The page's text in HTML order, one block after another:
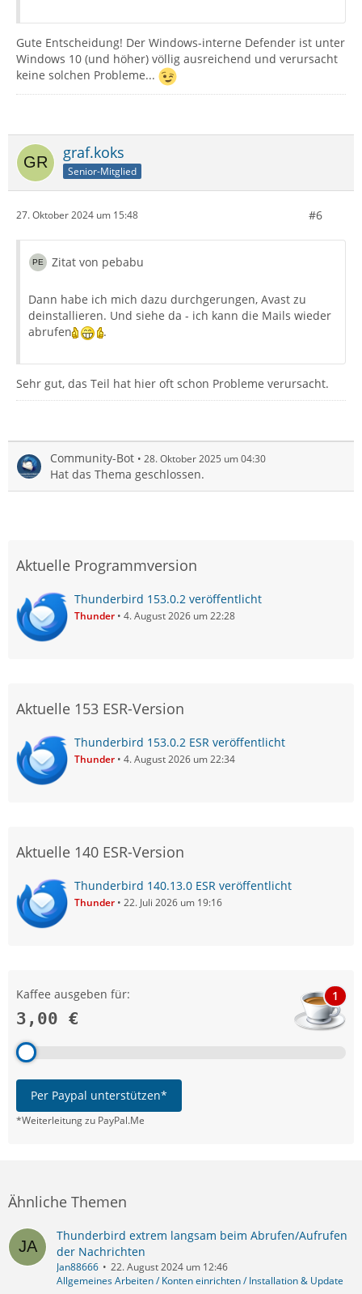
Gute Entscheidung! Der Windows-interne Defender ist unter
Windows 10 (und höher) völlig ausreichend und verursacht
keine solchen Probleme...
graf.koks
Senior-Mitglied
27. Oktober 2024 um 15:48 #6
Zitat von pebabu
Dann habe ich mich dazu durchgerungen, Avast zu
deinstallieren. Und siehe da - ich kann die Mails wieder
abrufen
.
Sehr gut, das Teil hat hier oft schon Probleme verursacht.
Community-Bot 28. Oktober 2025 um 04:30
Hat das Thema geschlossen.
Aktuelle Programmversion
Thunderbird 153.0.2 veröffentlicht
Thunder 4. August 2026 um 22:28
Aktuelle 153 ESR-Version
Thunderbird 153.0.2 ESR veröffentlicht
Thunder 4. August 2026 um 22:34
Aktuelle 140 ESR-Version
Thunderbird 140.13.0 ESR veröffentlicht
Thunder 22. Juli 2026 um 19:16
Kaffee ausgeben für:
3,00 €
1
Per Paypal unterstützen*
*Weiterleitung zu PayPal.Me
Ähnliche Themen
Thunderbird extrem langsam beim Abrufen/Aufrufen
der Nachrichten
Jan88666
22. August 2024 um 12:46
Allgemeines Arbeiten / Konten einrichten / Installation & Update